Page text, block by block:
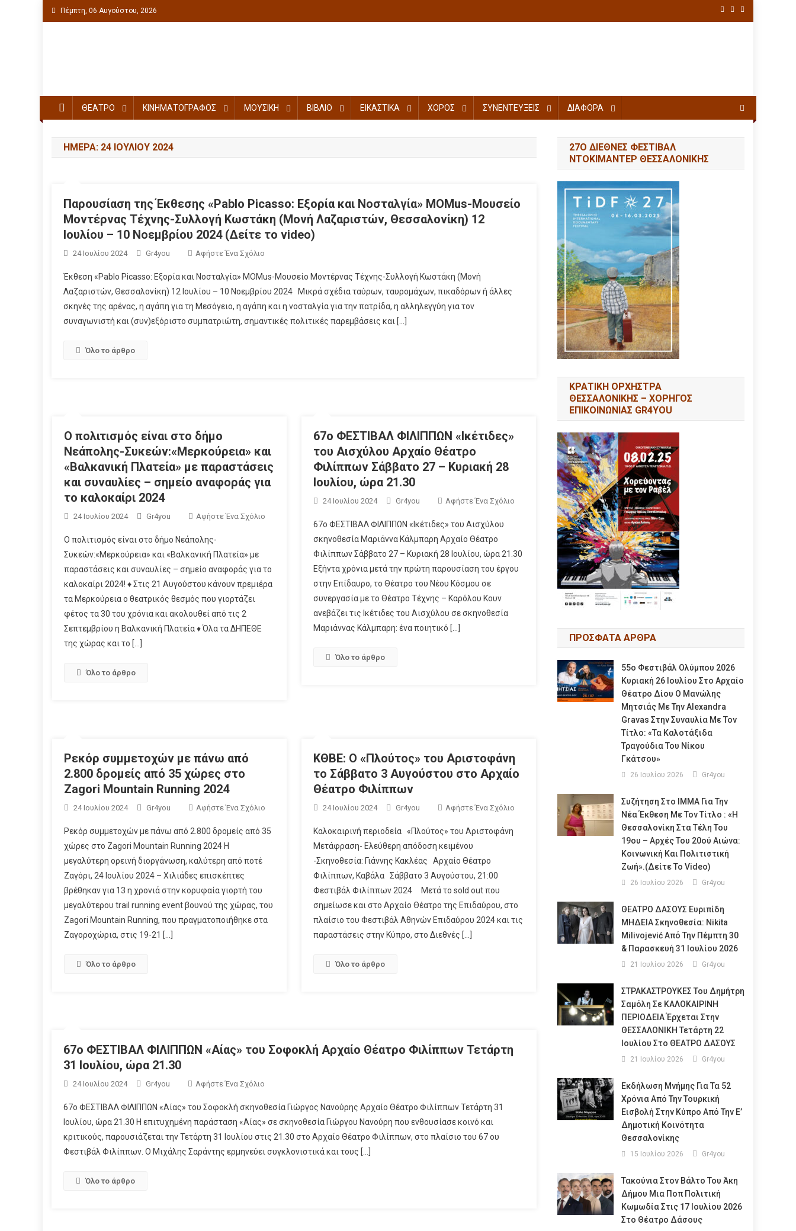
Πέμπτη, 06 Αυγούστου, 2026
ΘΕΑΤΡΟ ΚΙΝΗΜΑΤΟΓΡΑΦΟΣ ΜΟΥΣΙΚΗ ΒΙΒΛΙΟ ΕΙΚΑΣΤΙΚΑ ΧΟΡΟΣ ΣΥΝΕΝΤΕΥΞΕΙΣ ΔΙΑΦΟΡΑ
ΗΜΈΡΑ: 24 ΙΟΥΛΊΟΥ 2024
Παρουσίαση της Έκθεσης «Pablo Picasso: Εξορία και Νοσταλγία» MOMus-Μουσείο
Μοντέρνας Τέχνης-Συλλογή Κωστάκη (Μονή Λαζαριστών, Θεσσαλονίκη) 12
Ιουλίου – 10 Νοεμβρίου 2024 (Δείτε το video)
24 Ιουλίου 2024 Gr4you Αφήστε Ένα Σχόλιο
Έκθεση «Pablo Picasso: Εξορία και Νοσταλγία» MOMus-Μουσείο Μοντέρνας Τέχνης-Συλλογή Κωστάκη (Μονή
Λαζαριστών, Θεσσαλονίκη) 12 Ιουλίου – 10 Νοεμβρίου 2024 Μικρά σχέδια ταύρων, ταυρομάχων, πικαδόρων ή άλλες
σκηνές της αρένας, η αγάπη για τη Μεσόγειο, η αγάπη και η νοσταλγία για την πατρίδα, η αλληλεγγύη για τον
συναγωνιστή και (συν)εξόριστο συμπατριώτη, σημαντικές πολιτικές παρεμβάσεις και […]
Όλο το άρθρο
O πολιτισμός είναι στο δήμο
Νεάπολης-Συκεών:«Μερκούρεια» και
«Βαλκανική Πλατεία» με παραστάσεις
και συναυλίες – σημείο αναφοράς για
το καλοκαίρι 2024
24 Ιουλίου 2024 Gr4you Αφήστε Ένα Σχόλιο
O πολιτισμός είναι στο δήμο Νεάπολης-
Συκεών:«Μερκούρεια» και «Βαλκανική Πλατεία» με
παραστάσεις και συναυλίες – σημείο αναφοράς για το
καλοκαίρι 2024! ♦ Στις 21 Αυγούστου κάνουν πρεμιέρα
τα Μερκούρεια ο θεατρικός θεσμός που γιορτάζει
φέτος τα 30 του χρόνια και ακολουθεί από τις 2
Σεπτεμβρίου η Βαλκανική Πλατεία ♦ Όλα τα ΔΗΠΕΘΕ
της χώρας και το […]
Όλο το άρθρο
67o ΦΕΣΤΙΒΑΛ ΦΙΛΙΠΠΩΝ «Ικέτιδες»
του Αισχύλου Αρχαίο Θέατρο
Φιλίππων Σάββατο 27 – Κυριακή 28
Ιουλίου, ώρα 21.30
24 Ιουλίου 2024 Gr4you Αφήστε Ένα Σχόλιο
67o ΦΕΣΤΙΒΑΛ ΦΙΛΙΠΠΩΝ «Ικέτιδες» του Αισχύλου
σκηνοθεσία Μαριάννα Κάλμπαρη Αρχαίο Θέατρο
Φιλίππων Σάββατο 27 – Κυριακή 28 Ιουλίου, ώρα 21.30
Εξήντα χρόνια μετά την πρώτη παρουσίαση του έργου
στην Επίδαυρο, το Θέατρο του Νέου Κόσμου σε
συνεργασία με το Θέατρο Τέχνης – Καρόλου Κουν
ανεβάζει τις Ικέτιδες του Αισχύλου σε σκηνοθεσία
Μαριάννας Κάλμπαρη: ένα ποιητικό […]
Όλο το άρθρο
Ρεκόρ συμμετοχών με πάνω από
2.800 δρομείς από 35 χώρες στο
Zagori Mountain Running 2024
24 Ιουλίου 2024 Gr4you Αφήστε Ένα Σχόλιο
Ρεκόρ συμμετοχών με πάνω από 2.800 δρομείς από 35
χώρες στο Zagori Mountain Running 2024 Η
μεγαλύτερη ορεινή διοργάνωση, καλύτερη από ποτέ
Ζαγόρι, 24 Ιουλίου 2024 – Χιλιάδες επισκέπτες
βρέθηκαν για 13 η χρονιά στην κορυφαία γιορτή του
μεγαλύτερου trail running event βουνού της χώρας, του
Zagori Mountain Running, που πραγματοποιήθηκε στα
Ζαγοροχώρια, στις 19-21 […]
Όλο το άρθρο
ΚΘΒΕ: Ο «Πλούτος» του Αριστοφάνη
το Σάββατο 3 Αυγούστου στο Αρχαίο
Θέατρο Φιλίππων
24 Ιουλίου 2024 Gr4you Αφήστε Ένα Σχόλιο
Καλοκαιρινή περιοδεία «Πλούτος» του Αριστοφάνη
Μετάφραση- Ελεύθερη απόδοση κειμένου
-Σκηνοθεσία: Γιάννης Κακλέας Αρχαίο Θέατρο
Φιλίππων, Καβάλα Σάββατο 3 Αυγούστου, 21:00
Φεστιβάλ Φιλίππων 2024 Μετά το sold out που
σημείωσε και στο Αρχαίο Θέατρο της Επιδαύρου, στο
πλαίσιο του Φεστιβάλ Αθηνών Επιδαύρου 2024 και τις
παραστάσεις στην Κύπρο, στο Διεθνές […]
Όλο το άρθρο
67o ΦΕΣΤΙΒΑΛ ΦΙΛΙΠΠΩΝ «Αίας» του Σοφοκλή Αρχαίο Θέατρο Φιλίππων Τετάρτη
31 Ιουλίου, ώρα 21.30
24 Ιουλίου 2024 Gr4you Αφήστε Ένα Σχόλιο
67o ΦΕΣΤΙΒΑΛ ΦΙΛΙΠΠΩΝ «Αίας» του Σοφοκλή σκηνοθεσία Γιώργος Νανούρης Αρχαίο Θέατρο Φιλίππων Τετάρτη 31
Ιουλίου, ώρα 21.30 Η επιτυχημένη παράσταση «Αίας» σε σκηνοθεσία Γιώργου Νανούρη που ενθουσίασε κοινό και
κριτικούς, παρουσιάζεται την Τετάρτη 31 Ιουλίου στις 21.30 στο Αρχαίο Θέατρο Φιλίππων, στο πλαίσιο του 67 ου
Φεστιβάλ Φιλίππων. Ο Μιχάλης Σαράντης ερμηνεύει συγκλονιστικά και τους […]
Όλο το άρθρο
27Ο ΔΙΕΘΝΕΣ ΦΕΣΤΙΒΑΛ
ΝΤΟΚΙΜΑΝΤΕΡ ΘΕΣΣΑΛΟΝΙΚΗΣ
ΚΡΑΤΙΚΗ ΟΡΧΗΣΤΡΑ
ΘΕΣΣΑΛΟΝΙΚΗΣ – ΧΟΡΗΓΟΣ
ΕΠΙΚΟΙΝΩΝΙΑΣ GR4YOU
ΠΡΟΣΦΑΤΑ ΑΡΘΡΑ
55ο Φεστιβάλ Ολύμπου 2026
Κυριακή 26 Ιουλίου Στο Αρχαίο
Θέατρο Δίου Ο Μανώλης
Μητσιάς Με Την Alexandra
Gravas Στην Συναυλία Με Τον
Τίτλο: «τα Καλοτάξιδα
Τραγούδια Του Νίκου
Γκάτσου»
26 Ιουλίου 2026 Gr4you
Συζήτηση Στο ΙΜΜΑ Για Την
Νέα Έκθεση Με Τον Τίτλο : «Η
Θεσσαλονίκη Στα Τέλη Του
19ου – Αρχές Του 20ού Αιώνα:
Κοινωνική Και Πολιτιστική
Ζωή».(Δείτε Το Video)
26 Ιουλίου 2026 Gr4you
ΘΕΑΤΡΟ ΔΑΣΟΥΣ Ευριπίδη
ΜΗΔΕΙΑ Σκηνοθεσία: Nikita
Milivojević Από Την Πέμπτη 30
& Παρασκευή 31 Ιουλίου 2026
21 Ιουλίου 2026 Gr4you
ΣΤΡΑΚΑΣΤΡΟΥΚΕΣ Του Δημήτρη
Σαμόλη Σε ΚΑΛΟΚΑΙΡΙΝΗ
ΠΕΡΙΟΔΕΙΑ Έρχεται Στην
ΘΕΣΣΑΛΟΝΙΚΗ Τετάρτη 22
Ιουλίου Στο ΘΕΑΤΡΟ ΔΑΣΟΥΣ
21 Ιουλίου 2026 Gr4you
Εκδήλωση Μνήμης Για Τα 52
Χρόνια Από Την Τουρκική
Εισβολή Στην Κύπρο Από Την Ε’
Δημοτική Κοινότητα
Θεσσαλονίκης
15 Ιουλίου 2026 Gr4you
Τακούνια Στον Βάλτο Του Άκη
Δήμου Μια Ποπ Πολιτική
Κωμωδία Στις 17 Ιουλίου 2026
Στο Θέατρο Δάσους